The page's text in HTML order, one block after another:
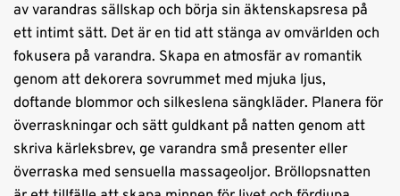
av varandras sällskap och börja sin äktenskapsresa på
ett intimt sätt. Det är en tid att stänga av omvärlden och
fokusera på varandra. Skapa en atmosfär av romantik
genom att dekorera sovrummet med mjuka ljus,
doftande blommor och silkeslena sängkläder. Planera för
överraskningar och sätt guldkant på natten genom att
skriva kärleksbrev, ge varandra små presenter eller
överraska med sensuella massageoljor. Bröllopsnatten